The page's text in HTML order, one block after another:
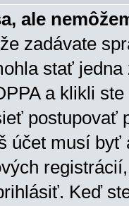
ale
zadávate
stať
a klikli
postupovať
účet musí
Keď